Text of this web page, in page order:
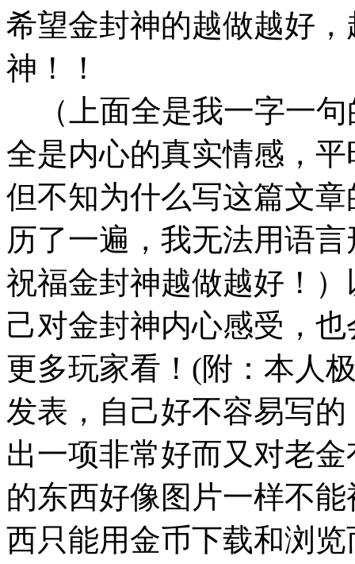
希望金封神的越做越好
神！！
（上面全是我一字一句
全是内心的真实情感，
但不知为什么写这篇文
历了一遍，我无法用语
祝福金封神越做越好！
己对金封神内心感受，
更多玩家看！(附：本人
发表，自己好不容易写
出一项非常好而又对老
的东西好像图片一样不
西只能用金币下载和浏